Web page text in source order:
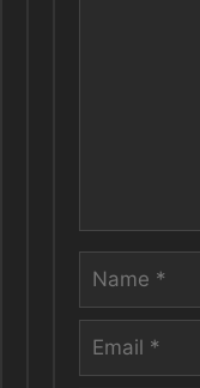
Name
Email